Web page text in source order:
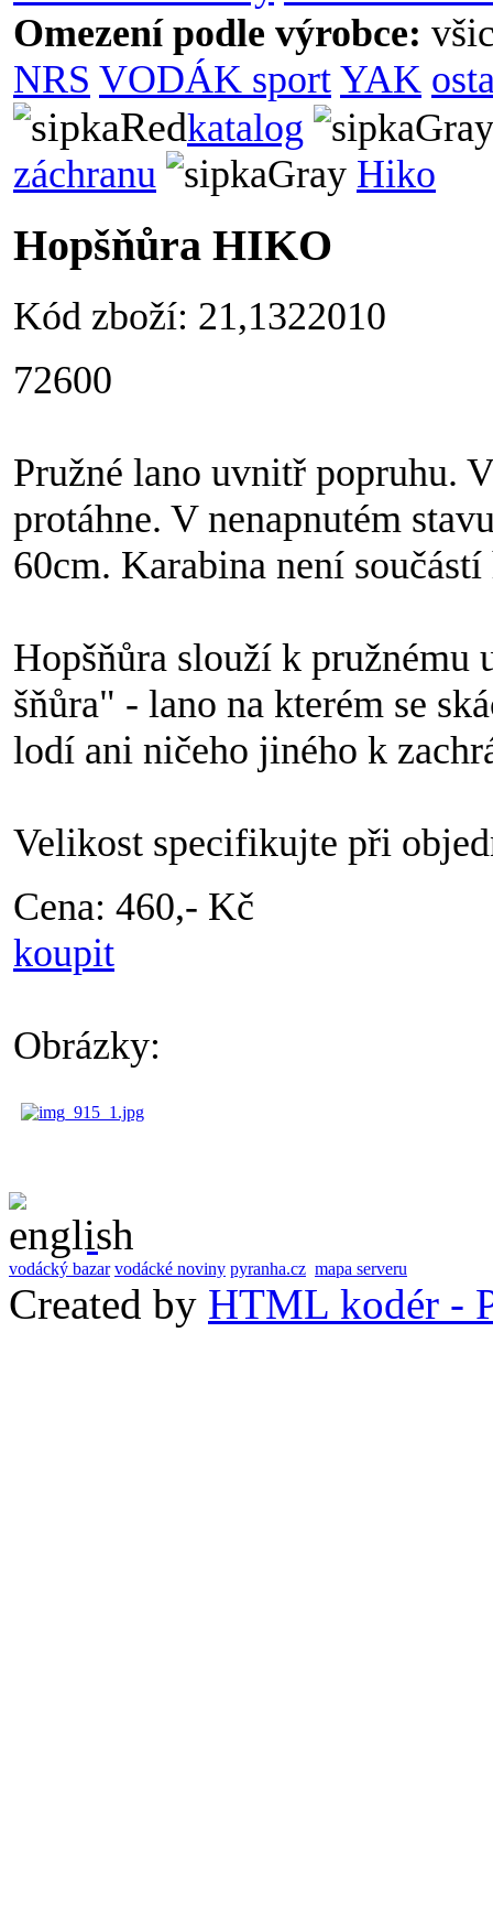
Omezení podle výrobce:
NRS VODÁK sport YAK
katalog
záchranu
Hiko
Hopšňůra HIKO
Kód zboží: 21,1322010
72600
Pružné lano uvnitř popruhu.
protáhne. V nenapnutém
60cm. Karabina není
Hopšňůra slouží k pružnému
šňůra" - lano na kterém se
lodí ani ničeho jiného k
Velikost specifikujte při
Cena: 460,- Kč
koupit
Obrázky:
vodácký bazar vodácké noviny pyranha.cz mapa serveru
Created by HTML kodér -